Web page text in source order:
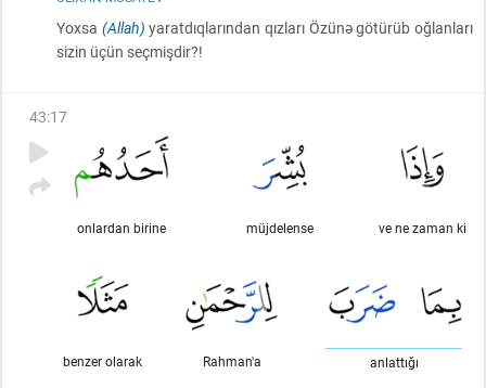
Yoxsa (Allah) yaratdıqlarından qızları Özünə götürüb oğlanları
sizin üçün seçmişdir?!
43:17
ve ne zaman ki
müjdelense
onlardan birine
anlattığı
Rahman'a
benzer olarak